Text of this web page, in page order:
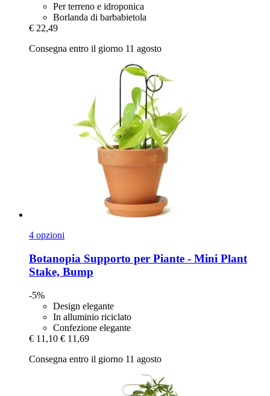
Per terreno e idroponica
Borlanda di barbabietola
€ 22,49
Consegna entro il giorno 11 agosto
4 opzioni
Botanopia Supporto per Piante -​ Mini Plant
Stake, Bump
-5%
Design elegante
In alluminio riciclato
Confezione elegante
€ 11,10 € 11,69
Consegna entro il giorno 11 agosto